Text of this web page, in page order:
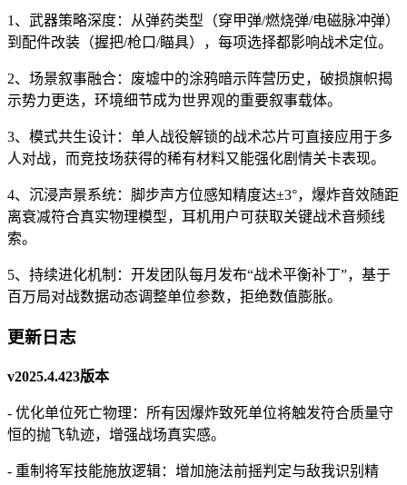
1、武器策略深度：从弹药类型（穿甲弹/燃烧弹/电磁脉冲弹）
到配件改装（握把/枪口/瞄具），每项选择都影响战术定位。
2、场景叙事融合：废墟中的涂鸦暗示阵营历史，破损旗帜揭
示势力更迭，环境细节成为世界观的重要叙事载体。
3、模式共生设计：单人战役解锁的战术芯片可直接应用于多
人对战，而竞技场获得的稀有材料又能强化剧情关卡表现。
4、沉浸声景系统：脚步声方位感知精度达±3°，爆炸音效随距
离衰减符合真实物理模型，耳机用户可获取关键战术音频线
索。
5、持续进化机制：开发团队每月发布“战术平衡补丁”，基于
百万局对战数据动态调整单位参数，拒绝数值膨胀。
更新日志
v2025.4.423版本
- 优化单位死亡物理：所有因爆炸致死单位将触发符合质量守
恒的抛飞轨迹，增强战场真实感。
- 重制将军技能施放逻辑：增加施法前摇判定与敌我识别精